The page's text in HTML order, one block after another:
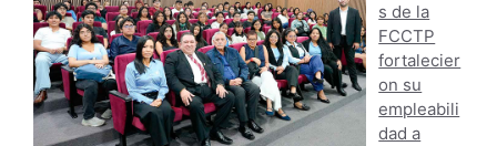
s de la
FCCTP
fortalecier
on su
empleabili
dad a